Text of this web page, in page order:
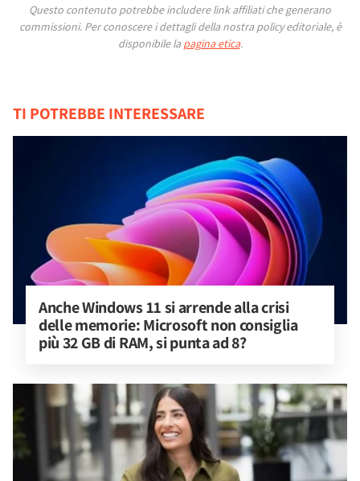
Questo contenuto potrebbe includere link affiliati che generano
commissioni. Per conoscere i dettagli della nostra policy editoriale, è
disponibile la pagina etica.
TI POTREBBE INTERESSARE
Anche Windows 11 si arrende alla crisi
delle memorie: Microsoft non consiglia
più 32 GB di RAM, si punta ad 8?